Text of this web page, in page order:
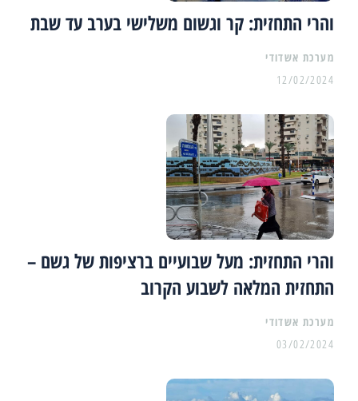
והרי התחזית: קר וגשום משלישי בערב עד שבת
מערכת אשדודי
12/02/2024
והרי התחזית: מעל שבועיים ברציפות של גשם –
התחזית המלאה לשבוע הקרוב
מערכת אשדודי
03/02/2024